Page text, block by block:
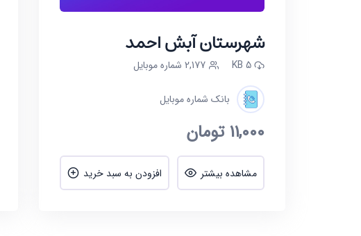
شهرستان آبش احمد
5 KB 2,177 شماره موبایل
بانک شماره موبایل
11,000تومان
مشاهده بیشتر افزودن به سبد خرید